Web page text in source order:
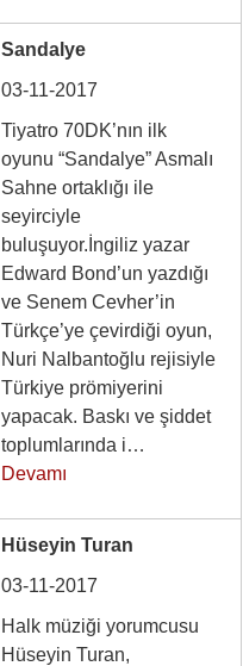
Sandalye
03-11-2017
Tiyatro 70DK’nın ilk
oyunu “Sandalye” Asmalı
Sahne ortaklığı ile
seyirciyle
buluşuyor.İngiliz yazar
Edward Bond’un yazdığı
ve Senem Cevher’in
Türkçe’ye çevirdiği oyun,
Nuri Nalbantoğlu rejisiyle
Türkiye prömiyerini
yapacak. Baskı ve şiddet
toplumlarında i…
Devamı
Hüseyin Turan
03-11-2017
Halk müziği yorumcusu
Hüseyin Turan,